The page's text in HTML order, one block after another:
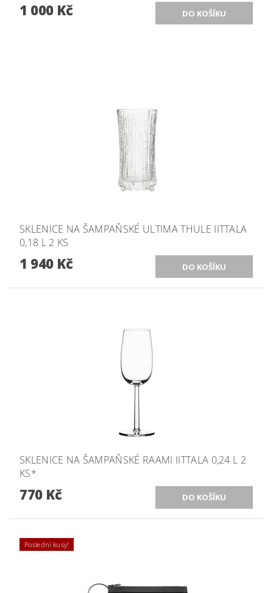
1 000 Kč
SKLENICE NA ŠAMPAŇSKÉ ULTIMA THULE IITTALA
0,18 L 2 KS
1 940 Kč
SKLENICE NA ŠAMPAŇSKÉ RAAMI IITTALA 0,24 L 2
KS*
770 Kč
Poslední kusy!